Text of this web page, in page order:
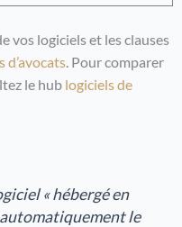
vos logiciels et les clauses
d’avocats . Pour comparer
le hub logiciels de
« hébergé en
le